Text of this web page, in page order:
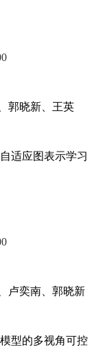
郭晓新、王英
适应图表示学习
卢奕南、郭晓新
型的多视角可控